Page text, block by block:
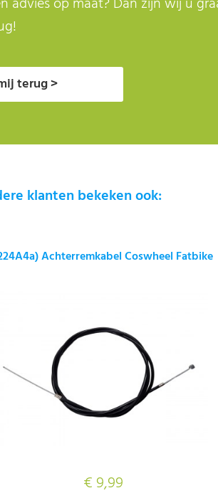
terug >
klanten bekeken ook:
Achterremkabel Coswheel Fatbike
€ 9,99